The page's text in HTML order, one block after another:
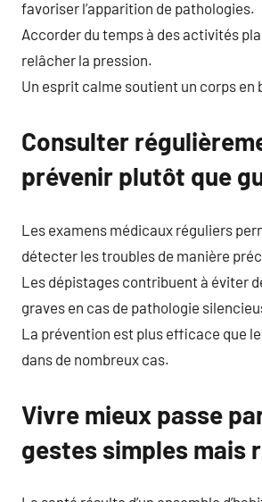
favoriser l’apparition de pathologies.
Accorder du temps à des activités
relâcher la pression.
Un esprit calme soutient un corps en
Consulter
prévenir plutôt que
Les examens médicaux réguliers
détecter les troubles de manière
Les dépistages contribuent à éviter
graves en cas de pathologie
La prévention est plus efficace que
dans de nombreux cas.
Vivre mieux passe
gestes simples mais